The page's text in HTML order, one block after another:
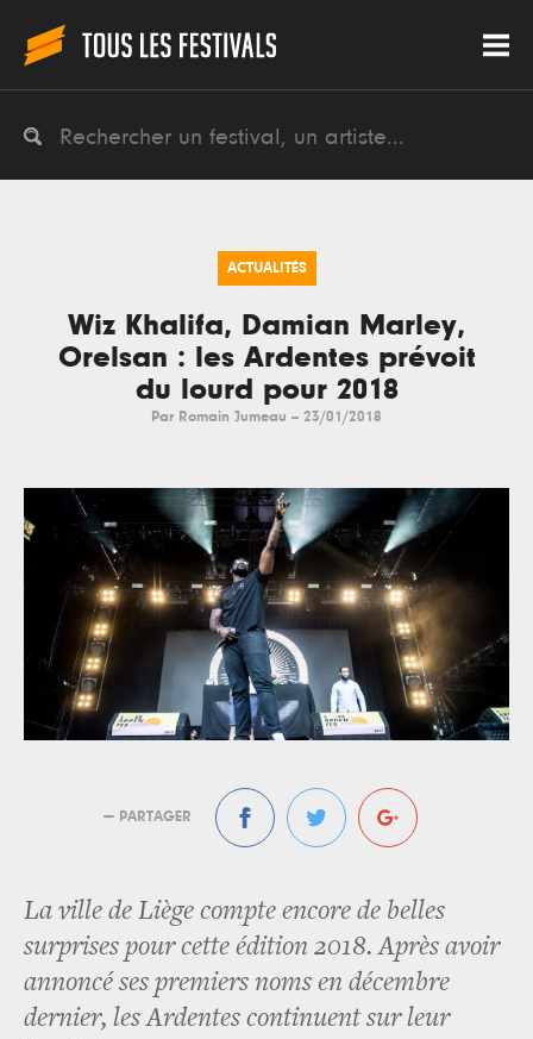
ACTUALITÉS
Wiz Khalifa, Damian Marley,
Orelsan : les Ardentes prévoit
du lourd pour 2018
Par Romain Jumeau -- 23/01/2018
— PARTAGER
La ville de Liège compte encore de belles
surprises pour cette édition 2018. Après avoir
annoncé ses premiers noms en décembre
dernier, les Ardentes continuent sur leur